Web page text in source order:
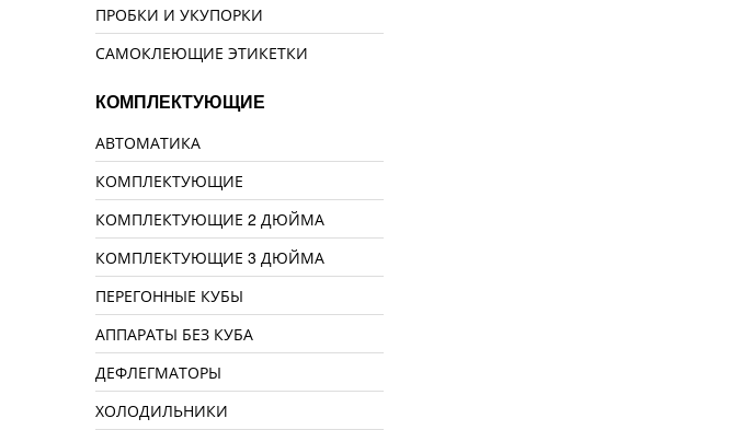
ПРОБКИ И УКУПОРКИ
САМОКЛЕЮЩИЕ ЭТИКЕТКИ
КОМПЛЕКТУЮЩИЕ
АВТОМАТИКА
КОМПЛЕКТУЮЩИЕ
КОМПЛЕКТУЮЩИЕ 2 ДЮЙМА
КОМПЛЕКТУЮЩИЕ 3 ДЮЙМА
ПЕРЕГОННЫЕ КУБЫ
АППАРАТЫ БЕЗ КУБА
ДЕФЛЕГМАТОРЫ
ХОЛОДИЛЬНИКИ